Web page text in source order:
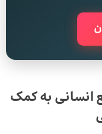
انسانی به کمک